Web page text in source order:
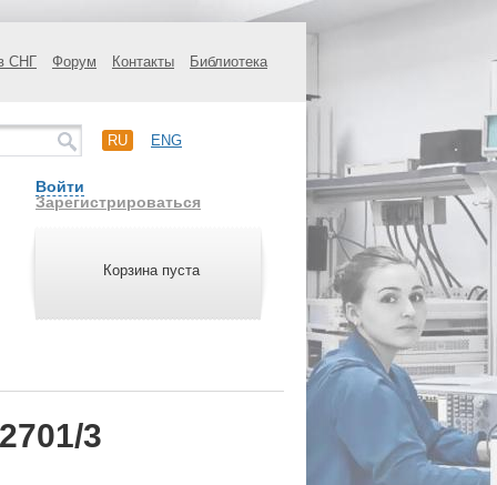
СНГ Форум Контакты Библиотека
RU ENG
Войти
Зарегистрироваться
Корзина пуста
3